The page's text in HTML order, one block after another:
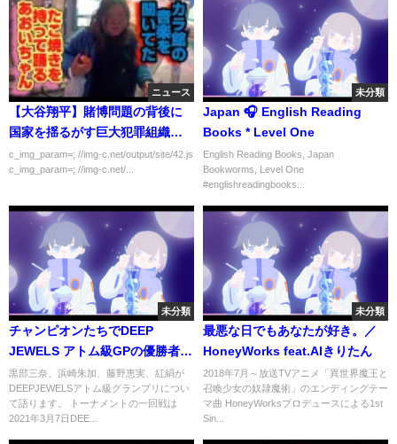
ニュース
【大谷翔平】賭博問題の背後に
国家を揺るがす巨大犯罪組織関
与か
c_img_param=; //img-c.net/output/site/42.js
c_img_param=; //img-c.net/...
未分類
Japan 🎧 English Reading
Books * Level One
English Reading Books, Japan
Bookworms, Level One
#englishreadingbooks...
未分類
チャンピオンたちでDEEP
JEWELS アトム級GPの優勝者を
予想してみた！！
黒部三奈、浜崎朱加、藤野恵実、紅絹が
DEEPJEWELSアトム級グランプリについ
て語ります。 トーナメントの一回戦は
2021年3月7日DEE...
未分類
最悪な日でもあなたが好き。／
HoneyWorks feat.AIきりたん
2018年7月～放送TVアニメ「異世界魔王と
召喚少女の奴隷魔術」のエンディングテー
マ曲 HoneyWorksプロデュースによる1st
Sin...